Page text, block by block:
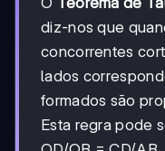
diz-nos que
concorrentes
lados
formados são
Esta regra pode